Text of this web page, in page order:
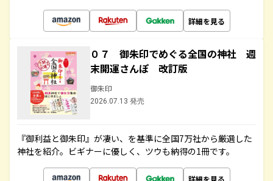
詳細を見る
０７ 御朱印でめぐる全国の神社 週
末開運さんぽ 改訂版
御朱印
2026.07.13 発売
『御利益と御朱印』が凄い、を基準に全国7万社から厳選した
神社を紹介。ビギナーに優しく、ツウも納得の1冊です。
詳細を見る